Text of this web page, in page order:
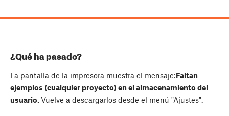
¿Qué ha pasado?
La pantalla de la impresora muestra el mensaje:Faltan
ejemplos (cualquier proyecto) en el almacenamiento del
usuario.Vuelve a descargarlos desde el menú "Ajustes".